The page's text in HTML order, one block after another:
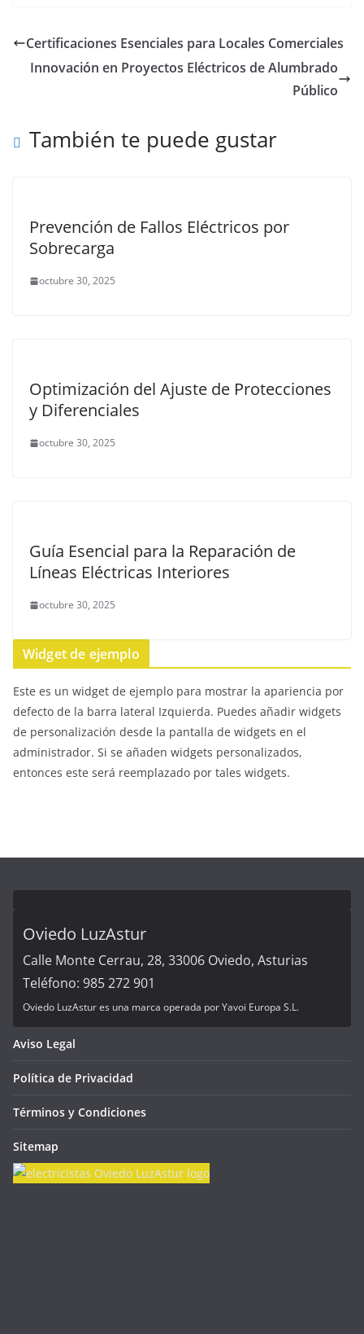
Certificaciones Esenciales para Locales Comerciales
Innovación en Proyectos Eléctricos de Alumbrado
Público
También te puede gustar
Prevención de Fallos Eléctricos por
Sobrecarga
octubre 30, 2025
Optimización del Ajuste de Protecciones
y Diferenciales
octubre 30, 2025
Guía Esencial para la Reparación de
Líneas Eléctricas Interiores
octubre 30, 2025
Widget de ejemplo
Este es un widget de ejemplo para mostrar la apariencia por
defecto de la barra lateral Izquierda. Puedes añadir widgets
de personalización desde la pantalla de widgets en el
administrador. Si se añaden widgets personalizados,
entonces este será reemplazado por tales widgets.
Oviedo LuzAstur
Calle Monte Cerrau, 28, 33006 Oviedo, Asturias
Teléfono: 985 272 901
Oviedo LuzAstur es una marca operada por Yavoi Europa S.L.
Aviso Legal
Política de Privacidad
Términos y Condiciones
Sitemap